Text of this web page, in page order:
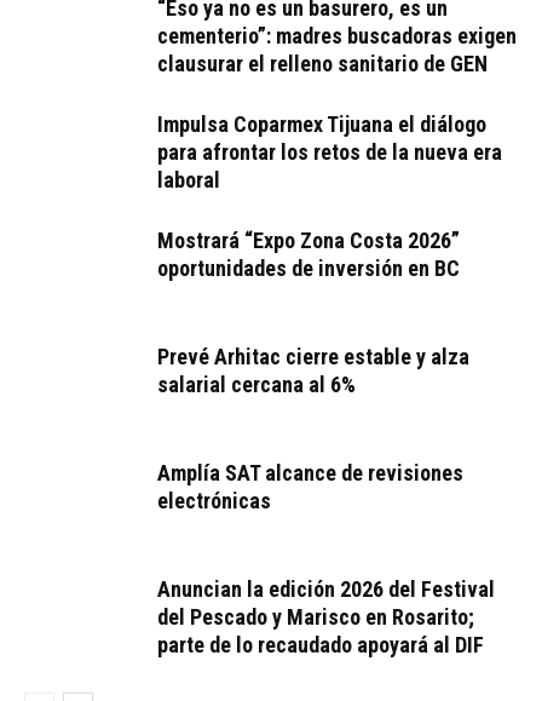
“Eso ya no es un basurero, es un
cementerio”: madres buscadoras exigen
clausurar el relleno sanitario de GEN
Impulsa Coparmex Tijuana el diálogo
para afrontar los retos de la nueva era
laboral
Mostrará “Expo Zona Costa 2026”
oportunidades de inversión en BC
Prevé Arhitac cierre estable y alza
salarial cercana al 6%
Amplía SAT alcance de revisiones
electrónicas
Anuncian la edición 2026 del Festival
del Pescado y Marisco en Rosarito;
parte de lo recaudado apoyará al DIF